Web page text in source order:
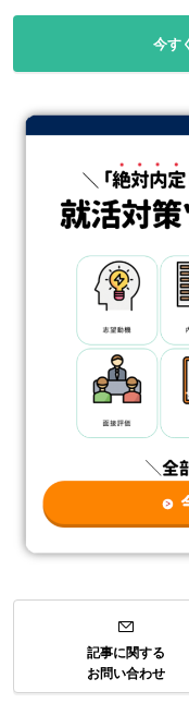
今す
記事に関する
お問い合わせ